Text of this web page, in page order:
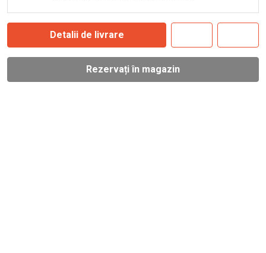
Detalii de livrare
Rezervați în magazin